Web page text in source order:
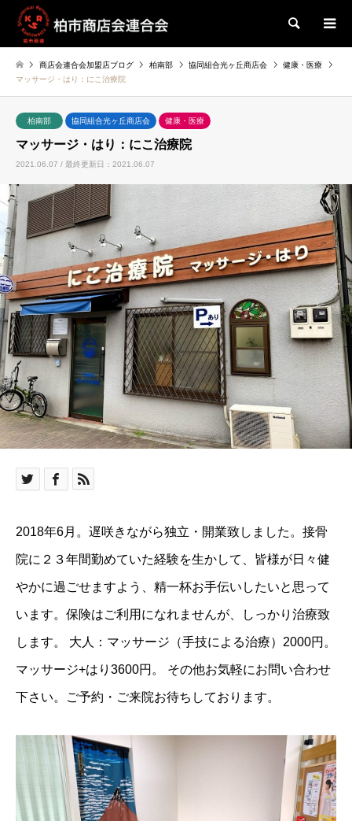
検索
商店会連合会加盟店ブログ 柏南部 協同組合光ヶ丘商店会
健康・医療
マッサージ・はり：にこ治療院
柏南部 協同組合光ヶ丘商店会 健康・医療
マッサージ・はり：にこ治療院
2021.06.07 / 最終更新日：2021.06.07
2018年6月。遅咲きながら独立・開業致しました。接骨
院に２３年間勤めていた経験を生かして、皆様が日々健
やかに過ごせますよう、精一杯お手伝いしたいと思って
います。保険はご利用になれませんが、しっかり治療致
します。 大人：マッサージ（手技による治療）2000円。
マッサージ+はり3600円。 その他お気軽にお問い合わせ
下さい。ご予約・ご来院お待ちしております。